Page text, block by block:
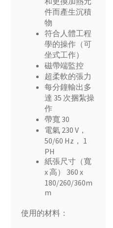
件而產生沉積
物
符合人體工程
學的操作（可
坐式工作）
磁帶端監控
超柔軟的張力
每分鐘輸出多
達 35 次捆紮操
作
帶寬 30
電氣 230 V，
50/60 Hz， 1
PH
紙張尺寸（寬
x 高） 360 x
180/260/360m
m
使用的材料：